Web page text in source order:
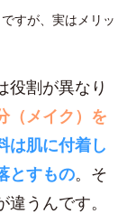
すが、実はメリッ
役割が異なり
（メイク）を
は肌に付着し
とすもの。そ
うんです。